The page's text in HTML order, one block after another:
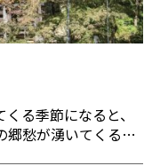
る季節になると、
郷愁が湧いてくる。